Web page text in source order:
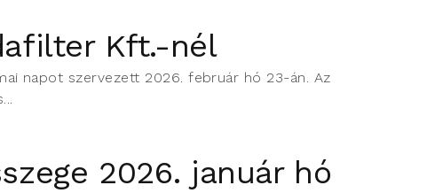
Kft.-nél
napot szervezett 2026. február hó 23-án. Az
2026. január hó